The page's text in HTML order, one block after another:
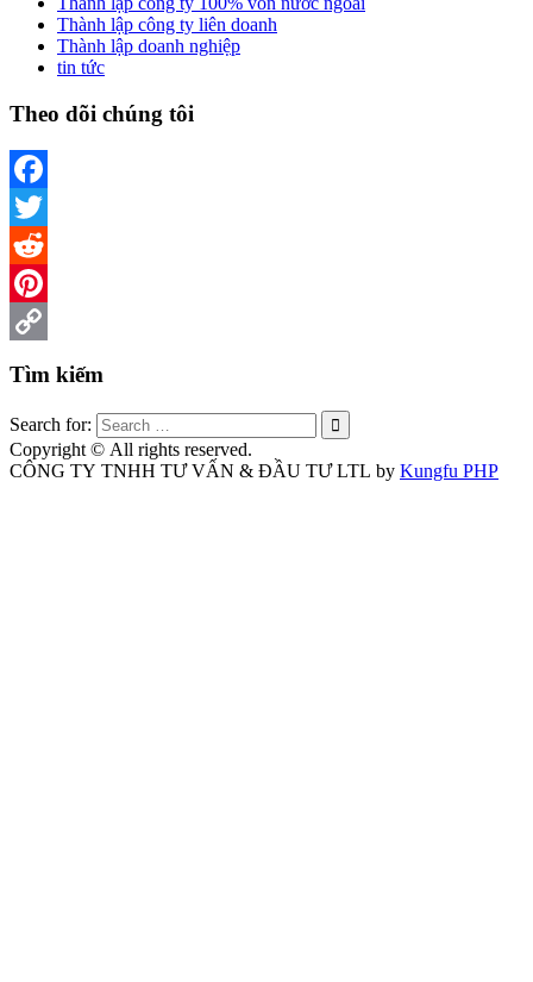
Thành lập công ty liên doanh
Thành lập doanh nghiệp
tin tức
Theo dõi chúng tôi
Facebook
Twitter
Reddit
Pinterest
Tìm kiếm
Search for:
Copyright © All rights reserved.
CÔNG TY TNHH TƯ VẤN & ĐẦU TƯ LTL by Kungfu PHP